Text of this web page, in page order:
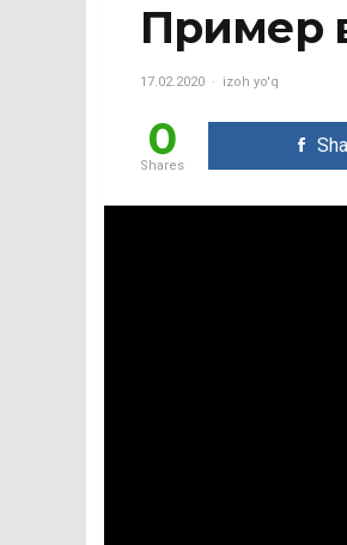
Пример
17.02.2020 izoh yo'q
0
Shares